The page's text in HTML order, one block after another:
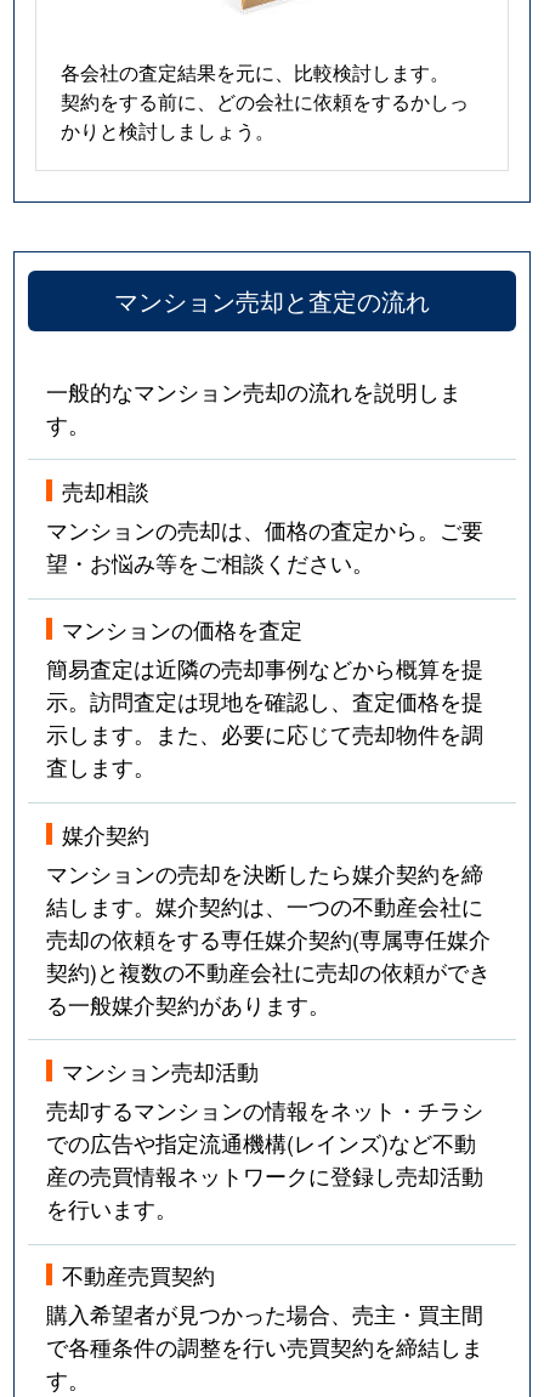
各会社の査定結果を元に、比較検討します。
契約をする前に、どの会社に依頼をするかしっ
かりと検討しましょう。
マンション売却と査定の流れ
一般的なマンション売却の流れを説明しま
す。
売却相談
マンションの売却は、価格の査定から。ご要
望・お悩み等をご相談ください。
マンションの価格を査定
簡易査定は近隣の売却事例などから概算を提
示。訪問査定は現地を確認し、査定価格を提
示します。また、必要に応じて売却物件を調
査します。
媒介契約
マンションの売却を決断したら媒介契約を締
結します。媒介契約は、一つの不動産会社に
売却の依頼をする専任媒介契約(専属専任媒介
契約)と複数の不動産会社に売却の依頼ができ
る一般媒介契約があります。
マンション売却活動
売却するマンションの情報をネット・チラシ
での広告や指定流通機構(レインズ)など不動
産の売買情報ネットワークに登録し売却活動
を行います。
不動産売買契約
購入希望者が見つかった場合、売主・買主間
で各種条件の調整を行い売買契約を締結しま
す。